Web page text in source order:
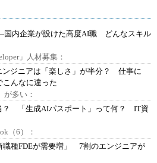
内企業が設けた高度AI職 どんなスキル
」人材募集：
ンジニアは「楽しさ」が半分？ 仕事に
こんなに違った
が多い：
？ 「生成AIパスポート」って何？ IT資
（6）：
職種FDEが需要増」 7割のエンジニアが